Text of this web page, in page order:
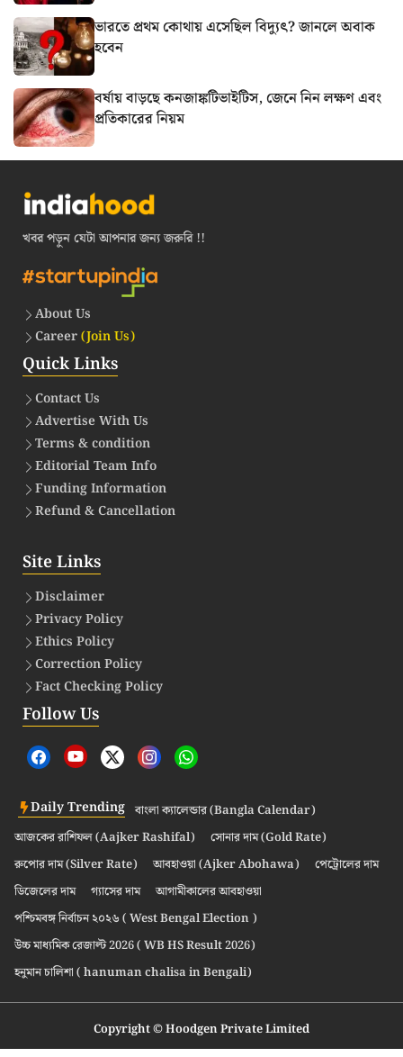
ভারতে প্রথম কোথায় এসেছিল বিদ্যুৎ? জানলে অবাক
হবেন
বর্ষায় বাড়ছে কনজাঙ্কটিভাইটিস, জেনে নিন লক্ষণ এবং
প্রতিকারের নিয়ম
খবর পড়ুন যেটা আপনার জন্য জরুরি !!
About Us
Career(Join Us)
Quick Links
Contact Us
Advertise With Us
Terms & condition
Editorial Team Info
Funding Information
Refund & Cancellation
Site Links
Disclaimer
Privacy Policy
Ethics Policy
Correction Policy
Fact Checking Policy
Follow Us
Daily Trending বাংলা ক্যালেন্ডার (Bangla Calendar)
আজকের রাশিফল (Aajker Rashifal)
সোনার দাম (Gold Rate)
রুপোর দাম (Silver Rate)
আবহাওয়া (Ajker Abohawa)
পেট্রোলের দাম
ডিজেলের দাম
গ্যাসের দাম
আগামীকালের আবহাওয়া
পশ্চিমবঙ্গ নির্বাচন ২০২৬ ( West Bengal Election )
উচ্চ মাধ্যমিক রেজাল্ট 2026 ( WB HS Result 2026)
হনুমান চালিশা ( hanuman chalisa in Bengali)
Copyright © Hoodgen Private Limited